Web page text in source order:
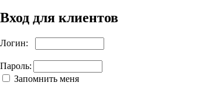
Вход для клиентов
Логин:
Пароль:
Запомнить меня